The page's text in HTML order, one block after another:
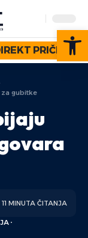
PRIČE
gubitke
11 MINUTA ČITANJA